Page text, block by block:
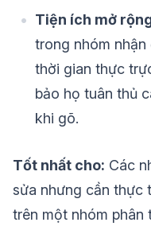
Tiện ích mở
trong nhóm
thời gian thực
bảo họ tuân thủ
khi gõ.
Tốt nhất cho: Các
sửa nhưng cần thực
trên một nhóm